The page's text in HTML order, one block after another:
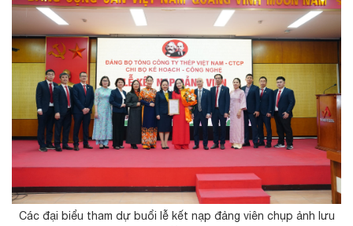
Các đại biểu tham dự buổi lễ kết nạp đảng viên chụp ảnh lưu